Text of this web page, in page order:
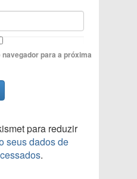
para a próxima
para reduzir
seus dados de
.